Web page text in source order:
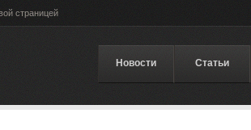
страницей
Новости Статьи